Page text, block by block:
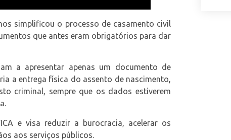
simplificou o processo de casamento civil
que antes eram obrigatórios para dar
a apresentar apenas um documento de
a entrega física do assento de nascimento,
criminal, sempre que os dados estiverem
e visa reduzir a burocracia, acelerar os
aos serviços públicos.